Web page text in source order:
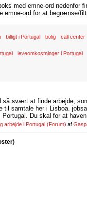
med emne-ord nedenfor
emne-ord for at begrænse/
billigt i Portugal bolig call center
leveomkostninger i Portugal
så svært at finde arbejde,
til samtale her i Lisboa.
Portugal. Du skal for at
arbejde i Portugal (Forum) af